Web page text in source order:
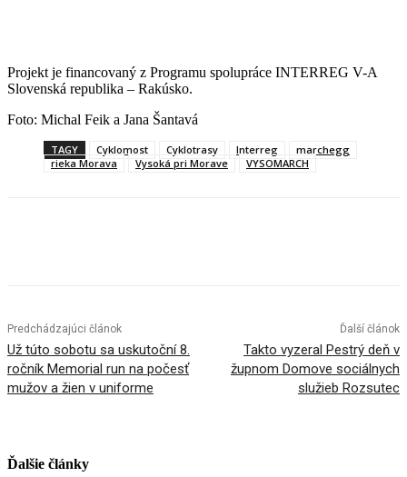
Projekt je financovaný z Programu spolupráce INTERREG V-A
Slovenská republika – Rakúsko.
Foto: Michal Feik a Jana Šantavá
TAGY Cyklomost Cyklotrasy Interreg
marchegg
rieka Morava
Vysoká pri Morave VYSOMARCH
Predchádzajúci článok
Už túto sobotu sa uskutoční 8.
ročník Memorial run na počesť
mužov a žien v uniforme
Ďalší článok
Takto vyzeral Pestrý deň v
župnom Domove sociálnych
služieb Rozsutec
Ďalšie články